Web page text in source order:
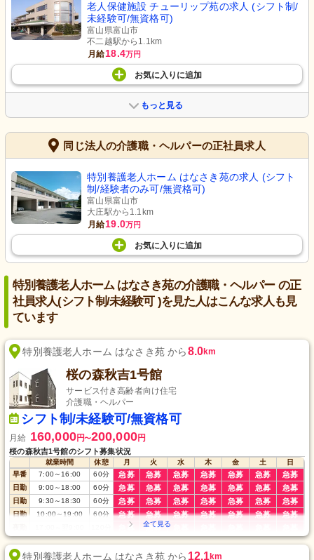
老人保健施設 チューリップ苑の求人 (シフト制/
未経験可/無資格可)
富山県富山市
不二越駅から1.1km
月給18.4万円
お気に入り に追加
もっと見る
同じ法人の介護職・ヘルパーの正社員求人
特別養護老人ホーム はなさき苑の求人 (シフト
制/経験者のみ可/無資格可)
富山県富山市
大庄駅から1.1km
月給19.0万円
お気に入り に追加
特別養護老人ホーム はなさき苑の介護職・ヘルパー の正
社員求人(シフト制/未経験可 )を見た人はこんな求人も見
ています
特別養護老人ホーム はなさき苑 から8.0km
桜の森秋吉1号館
サービス付き高齢者向け住宅
介護職・ヘルパー
シフト制/未経験可/無資格可
月給 160,000円〜200,000円
桜の森秋吉1号館のシフト募集状況
就業時間 休憩 月 火 水 木 金 土
日
早番
7:00～ 16:00 60分 急募 急募 急募 急募 急募 急募 急募
日勤 9:00～ 18:00 60分 急募 急募 急募 急募 急募 急募 急募
日勤 9:30～ 18:30 60分 急募 急募 急募 急募 急募 急募 急募
日勤 10:00 ～ 19:00 60分 急募 急募 急募 急募 急募 急募 急募
急募 急募
特別養護老人ホーム はなさき苑 から 12.1km